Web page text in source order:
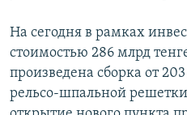
На сегодня в рамках
стоимостью 286 млрд
произведена сборка от
рельсо-шпальной